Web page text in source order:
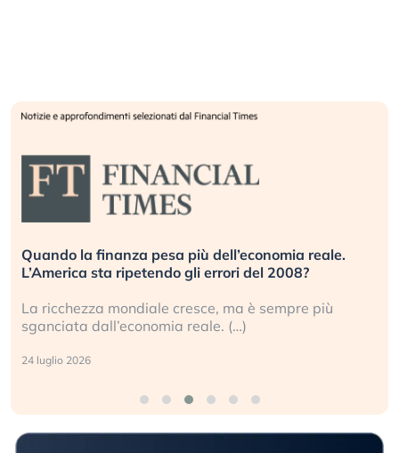
Russia e Cina pronti a spegnere Starlink. Gli
investitori stanno sottovalutando il rischio?
Gli investitori tech continuano a ignorare il rischio
geopolitico: il (…)
17 luglio 2026